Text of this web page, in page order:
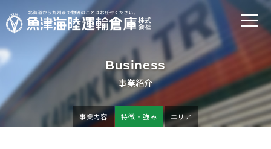
Business
事業紹介
事業内容 特徴・強み エリア